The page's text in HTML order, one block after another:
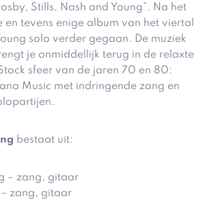
Stills, Nash and Young”. Na het
en tevens enige album van het viertal
solo verder gegaan. De muziek
je onmiddellijk terug in de relaxte
sfeer van de jaren 70 en 80:
Music met indringende zang en
bestaat uit:
– zang, gitaar
zang, gitaar